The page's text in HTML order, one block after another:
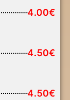
4.00€
4.50€
4.50€